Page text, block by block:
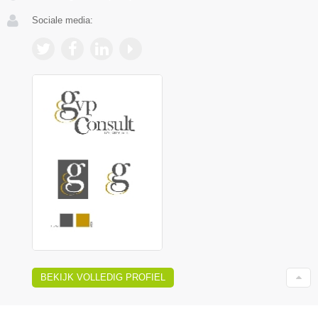
Sociale media:
BEKIJK VOLLEDIG PROFIEL